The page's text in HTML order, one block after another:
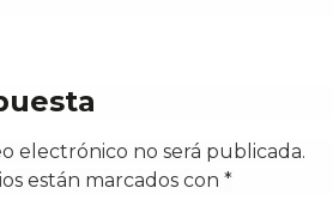
electrónico no será publicada.
están marcados con *